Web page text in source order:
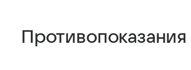
Противопоказания